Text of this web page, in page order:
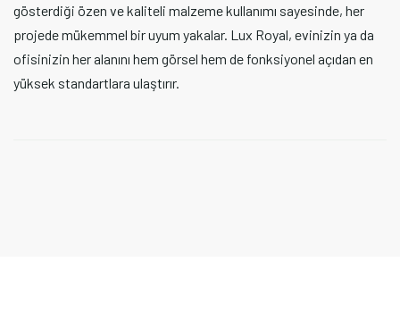
gösterdiği özen ve kaliteli malzeme kullanımı sayesinde, her
projede mükemmel bir uyum yakalar. Lux Royal, evinizin ya da
ofisinizin her alanını hem görsel hem de fonksiyonel açıdan en
yüksek standartlara ulaştırır.